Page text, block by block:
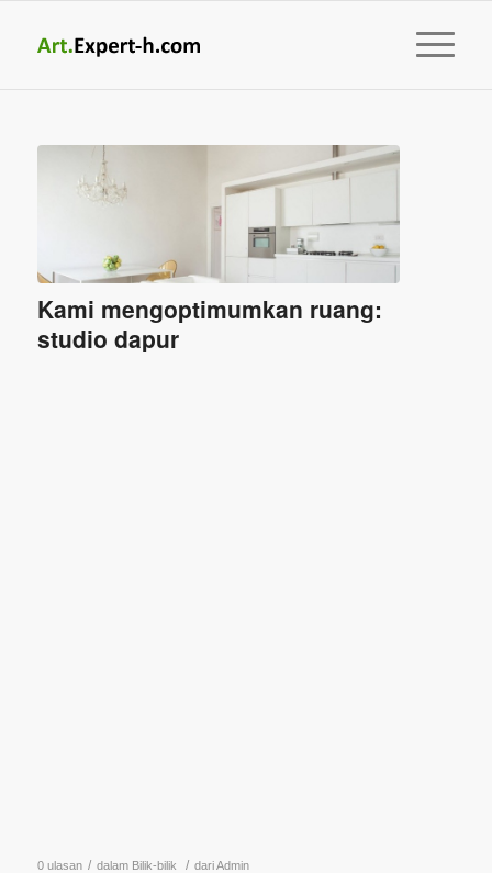
Kami mengoptimumkan ruang:
studio dapur
0 ulasan / dalam Bilik-bilik / dariAdmin